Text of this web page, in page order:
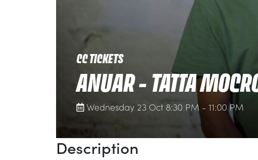
CC TICKETS
ANUAR - TATTA
Wednesday 23 Oct 8:30 PM - 11:00 PM
Description